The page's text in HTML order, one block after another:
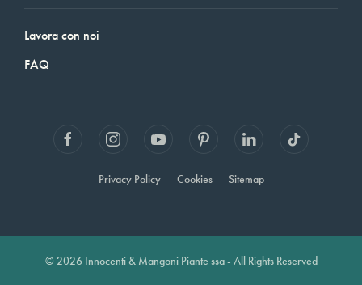
Lavora con noi
FAQ
Privacy Policy Cookies Sitemap
© 2026 Innocenti & Mangoni Piante ssa - All Rights Reserved